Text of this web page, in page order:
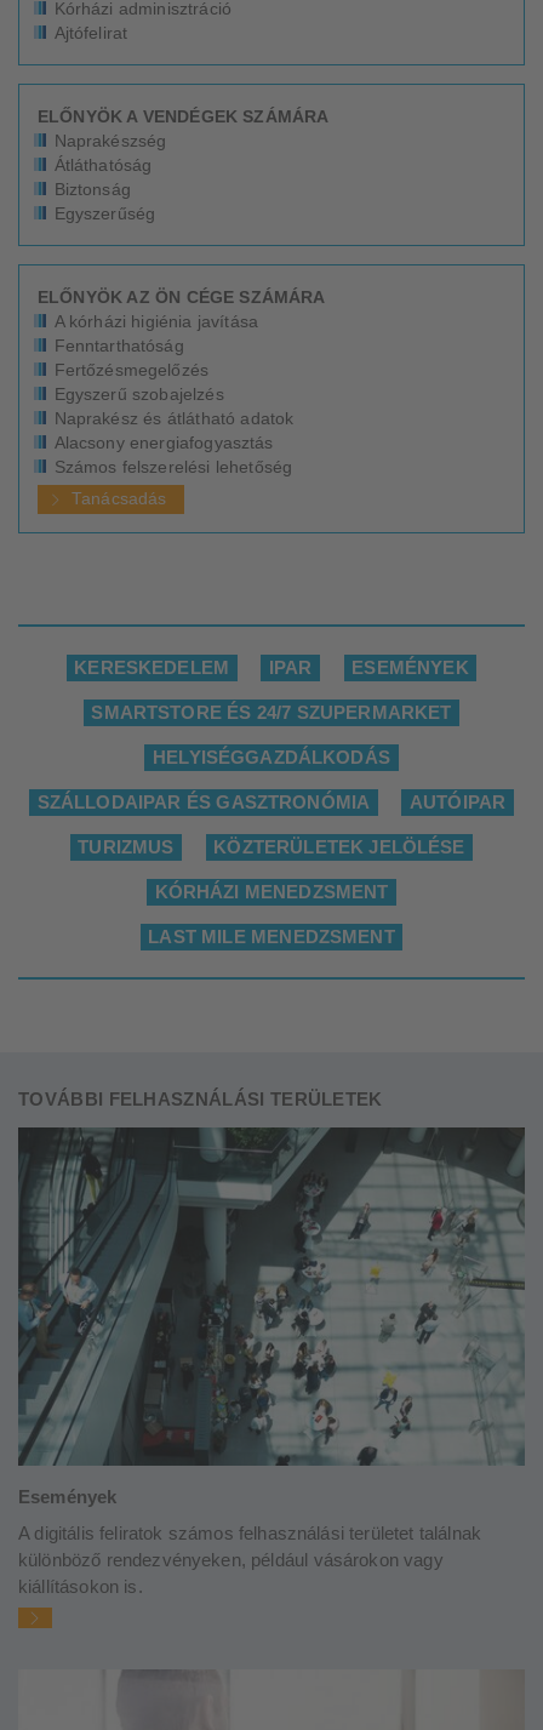
Kórházi adminisztráció
Ajtófelirat
ELŐNYÖK A VENDÉGEK SZÁMÁRA
Naprakészség
Átláthatóság
Biztonság
Egyszerűség
ELŐNYÖK AZ ÖN CÉGE SZÁMÁRA
A kórházi higiénia javítása
Fenntarthatóság
Fertőzésmegelőzés
Egyszerű szobajelzés
Naprakész és átlátható adatok
Alacsony energiafogyasztás
Számos felszerelési lehetőség
Tanácsadás
KERESKEDELEM IPAR ESEMÉNYEK
SMARTSTORE ÉS 24/7 SZUPERMARKET
HELYISÉGGAZDÁLKODÁS
SZÁLLODAIPAR ÉS GASZTRONÓMIA AUTÓIPAR
TURIZMUS KÖZTERÜLETEK JELÖLÉSE
KÓRHÁZI MENEDZSMENT
LAST MILE MENEDZSMENT
TOVÁBBI FELHASZNÁLÁSI TERÜLETEK
Események
A digitális feliratok számos felhasználási területet találnak
különböző rendezvényeken, például vásárokon vagy
kiállításokon is.